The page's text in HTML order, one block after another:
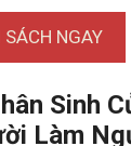
NGAY
Sinh
Làm